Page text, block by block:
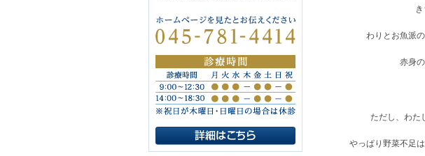
わりとお魚派
赤身
ただし、わた
やっぱり野菜不足